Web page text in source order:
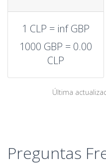
1 CLP = inf GBP
1000 GBP = 0.00
CLP
Última
Preguntas